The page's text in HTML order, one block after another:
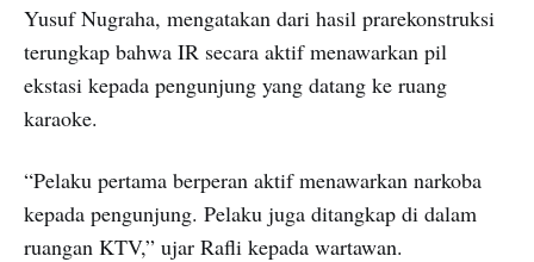
Yusuf Nugraha, mengatakan dari hasil prarekonstruksi
terungkap bahwa IR secara aktif menawarkan pil
ekstasi kepada pengunjung yang datang ke ruang
karaoke.
“Pelaku pertama berperan aktif menawarkan narkoba
kepada pengunjung. Pelaku juga ditangkap di dalam
ruangan KTV,” ujar Rafli kepada wartawan.